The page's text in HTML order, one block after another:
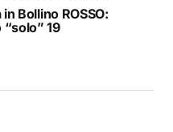
Bollino ROSSO:
19